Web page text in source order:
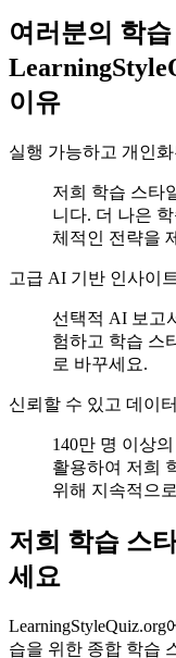
여러분의 학
이유
실행 가능하고 개인
저희 학습 스타
니다. 더 나은
체적인 전략을
고급 AI 기반 인사이트
선택적 AI 보고
험하고 학습 스
로 바꾸세요.
신뢰할 수 있고 데이
140만 명 이상
활용하여 저희
위해 지속적으
저희 학습 스
세요
습을 위한 종합 학습